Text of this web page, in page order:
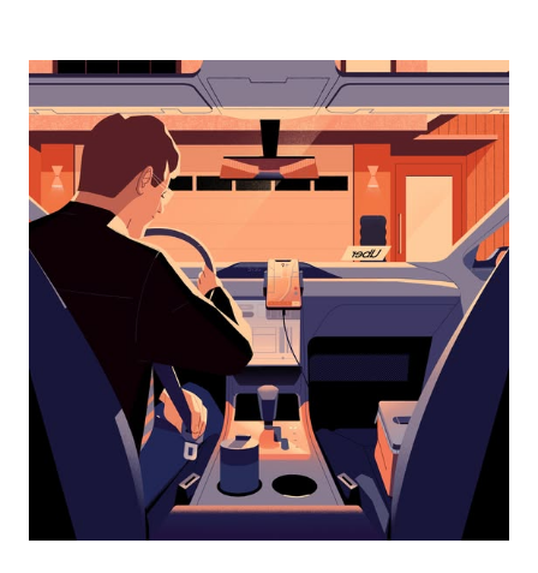
で
ン
ダ
ー
を
操
作
し、
を
選
択
す。